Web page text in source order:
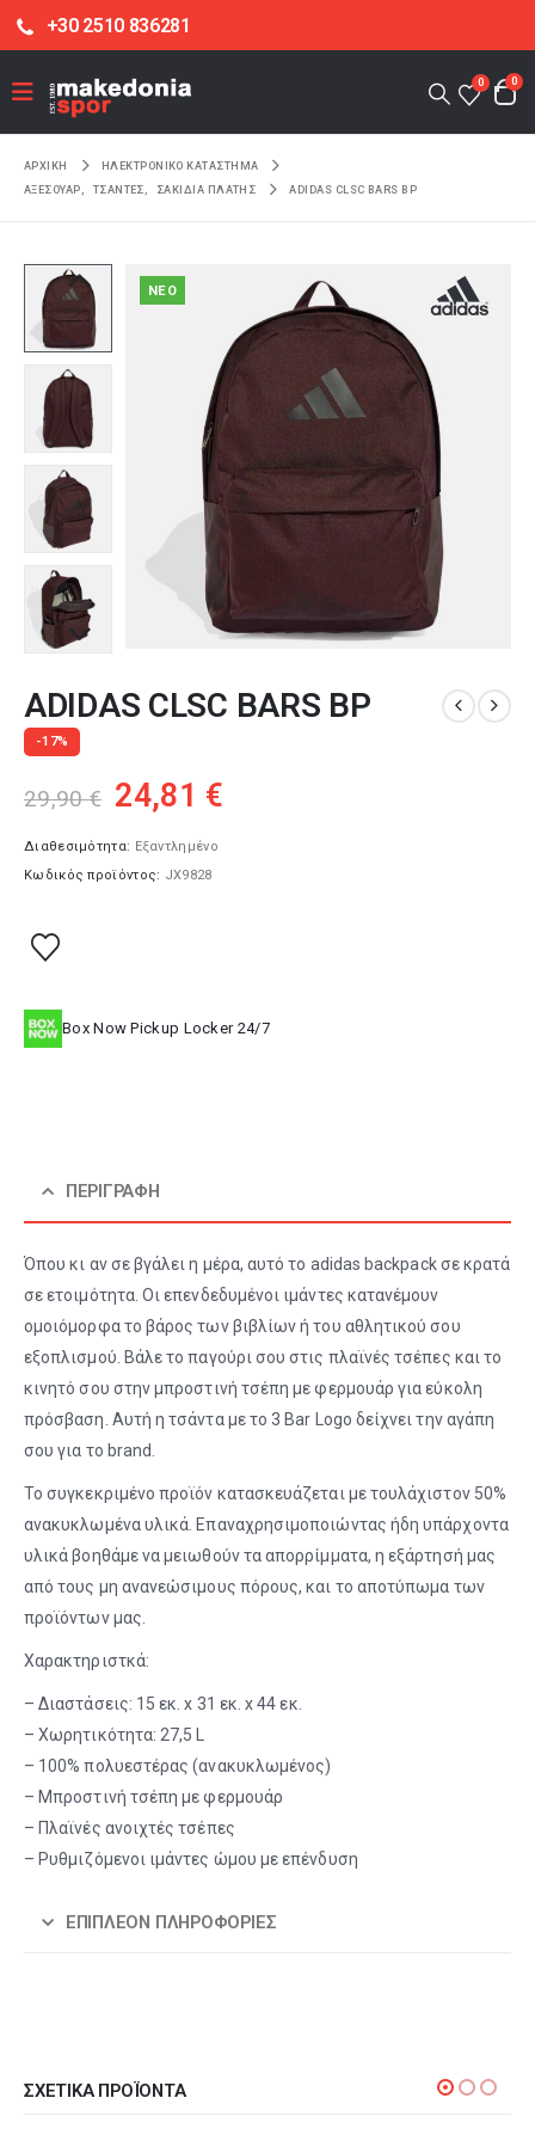
+30 2510 836281
0 0
ΑΡΧΙΚΉ
ΗΛΕΚΤΡΟΝΙΚΌ ΚΑΤΆΣΤΗΜΑ
ΑΞΕΣΟΥΑΡ
ΤΣΑΝΤΕΣ ΣΑΚΙΔΙΑ ΠΛΑΤΗΣ ADIDAS CLSC BARS BP
NEO
ADIDAS CLSC BARS BP
-17%
29,90€ Original
was:
29,90 €.
24,81 €
Διαθεσιμότητα: Εξαντλημένο
Κωδικός προϊόντος: JX9828
Box Now Pickup Locker 24/7
ΠΕΡΙΓΡΑΦΉ
Όπου κι αν σε βγάλει η μέρα, αυτό το adidas backpack σε κρατά
σε ετοιμότητα. Οι επενδεδυμένοι ιμάντες κατανέμουν
ομοιόμορφα το βάρος των βιβλίων ή του αθλητικού σου
εξοπλισμού. Βάλε το παγούρι σου στις πλαϊνές τσέπες και το
κινητό σου στην μπροστινή τσέπη με φερμουάρ για εύκολη
πρόσβαση. Αυτή η τσάντα με το 3 Bar Logo δείχνει την αγάπη
σου για το brand.
Το συγκεκριμένο προϊόν κατασκευάζεται με τουλάχιστον 50%
ανακυκλωμένα υλικά. Επαναχρησιμοποιώντας ήδη υπάρχοντα
υλικά βοηθάμε να μειωθούν τα απορρίμματα, η εξάρτησή μας
από τους μη ανανεώσιμους πόρους, και το αποτύπωμα των
προϊόντων μας.
Χαρακτηριστκά:
– Διαστάσεις: 15 εκ. x 31 εκ. x 44 εκ.
– Χωρητικότητα: 27,5 L
– 100% πολυεστέρας (ανακυκλωμένος)
– Μπροστινή τσέπη με φερμουάρ
– Πλαϊνές ανοιχτές τσέπες
– Ρυθμιζόμενοι ιμάντες ώμου με επένδυση
ΕΠΙΠΛΈΟΝ ΠΛΗΡΟΦΟΡΊΕΣ
ΣΧΕΤΙΚΆ ΠΡΟΪΌΝΤΑ